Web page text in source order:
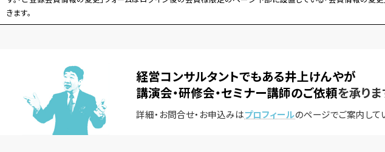
きます。
経営コンサルタントでもある井上けんやが
講演会・研修会・セミナー講師のご依頼を承りま
詳細・お問合せ・お申込みはプロフィールのページでご案内して